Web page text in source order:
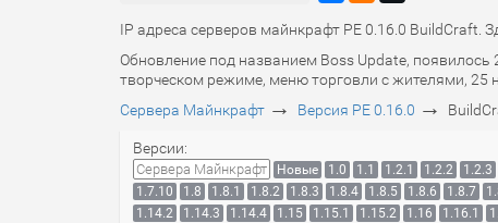
IP адреса серверов майнкрафт PE 0.16.0 BuildCraft.
Обновление под названием Boss Update,
творческом режиме, меню торговли с жителями, 25
Сервера Майнкрафт → Версия PE 0.16.0 →
Версии:
Сервера Майнкрафт Новые 1.0 1.1 1.2.1 1.2.2 1.2.3
1.7.10
1.8 1.8.1 1.8.2 1.8.3 1.8.4 1.8.5 1.8.6 1.8.7
1.14.2
1.14.3 1.14.4 1.15 1.15.1 1.15.2 1.16 1.16.1